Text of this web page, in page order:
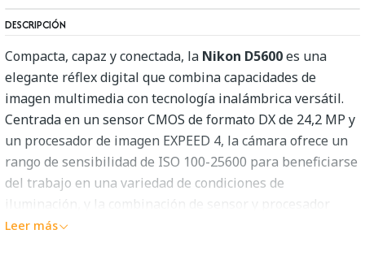
DESCRIPCIÓN
Compacta, capaz y conectada, la Nikon D5600es una
elegante réflex digital que combina capacidades de
imagen multimedia con tecnología inalámbrica versátil.
Centrada en un sensor CMOS de formato DX de 24,2 MP y
un procesador de imagen EXPEED 4, la cámara ofrece un
rango de sensibilidad de ISO 100-25600 para beneficiarse
del trabajo en una variedad de condiciones de
iluminación, y la combinación de sensor y procesador
también admite disparos continuos de hasta 5 fps para
Leer más